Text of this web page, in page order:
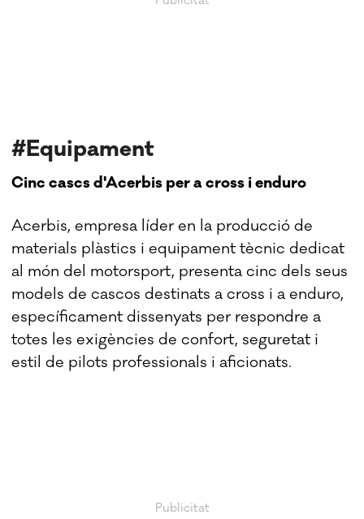
#Equipament
Cinc cascs d'Acerbis per a cross i enduro
Acerbis, empresa líder en la producció de
materials plàstics i equipament tècnic dedicat
al món del motorsport, presenta cinc dels seus
models de cascos destinats a cross i a enduro,
específicament dissenyats per respondre a
totes les exigències de confort, seguretat i
estil de pilots professionals i aficionats.